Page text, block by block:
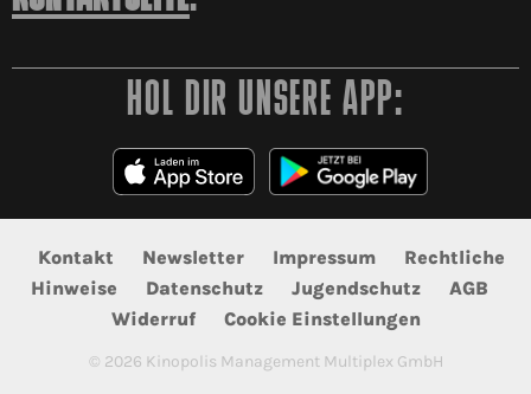
HOL DIR UNSERE APP:
Kontakt Newsletter Impressum
Rechtliche
Hinweise
Datenschutz Jugendschutz
AGB
Widerruf
Cookie Einstellungen
© 2026 Kinopolis Management Multiplex GmbH